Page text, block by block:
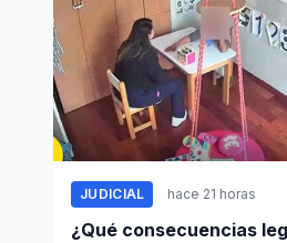
JUDICIAL hace 21 horas
¿Qué consecuencias